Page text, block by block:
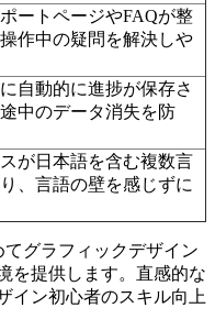
ートページやFAQが整
作中の疑問を解決しや
自動的に進捗が保存さ
中のデータ消失を防
が日本語を含む複数言
、言語の壁を感じずに
グラフィックデザイン
を提供します。直感的な
イン初心者のスキル向上